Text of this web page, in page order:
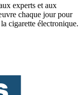
experts et aux
chaque jour pour
cigarette électronique.